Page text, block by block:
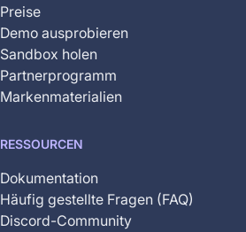
Preise
Demo ausprobieren
Sandbox holen
Partnerprogramm
Markenmaterialien
RESSOURCEN
Dokumentation
Häufig gestellte Fragen (FAQ)
Discord-Community